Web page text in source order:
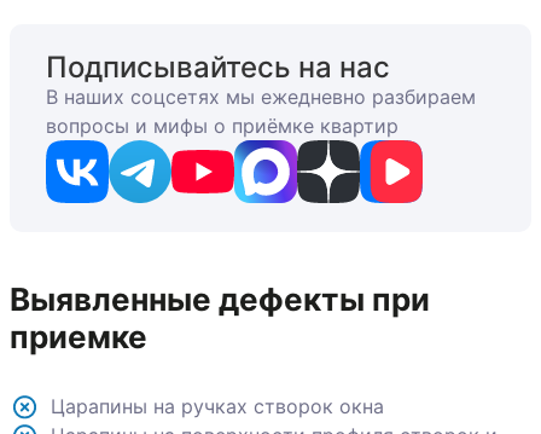
Подписывайтесь на нас
В наших соцсетях мы ежедневно разбираем
вопросы и мифы о приёмке квартир
Выявленные дефекты при
приемке
Царапины на ручках створок окна